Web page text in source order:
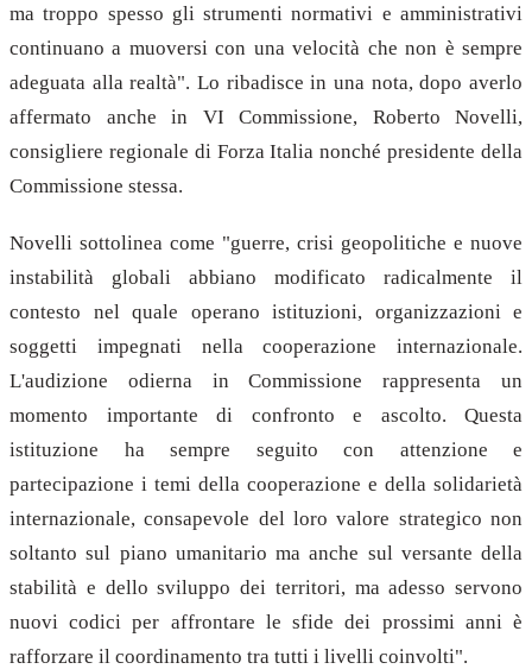
ma troppo spesso gli strumenti normativi e amministrativi
continuano a muoversi con una velocità che non è sempre
adeguata alla realtà". Lo ribadisce in una nota, dopo averlo
affermato anche in VI Commissione, Roberto Novelli,
consigliere regionale di Forza Italia nonché presidente della
Commissione stessa.
Novelli sottolinea come "guerre, crisi geopolitiche e nuove
instabilità globali abbiano modificato radicalmente il
contesto nel quale operano istituzioni, organizzazioni e
soggetti impegnati nella cooperazione internazionale.
L'audizione odierna in Commissione rappresenta un
momento importante di confronto e ascolto. Questa
istituzione ha sempre seguito con attenzione e
partecipazione i temi della cooperazione e della solidarietà
internazionale, consapevole del loro valore strategico non
soltanto sul piano umanitario ma anche sul versante della
stabilità e dello sviluppo dei territori, ma adesso servono
nuovi codici per affrontare le sfide dei prossimi anni è
rafforzare il coordinamento tra tutti i livelli coinvolti".